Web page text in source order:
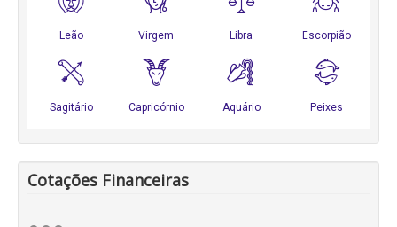
Cotações Financeiras